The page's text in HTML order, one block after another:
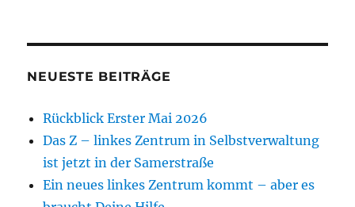
NEUESTE BEITRÄGE
Rückblick Erster Mai 2026
Das Z – linkes Zentrum in Selbstverwaltung
ist jetzt in der Samerstraße
Ein neues linkes Zentrum kommt – aber es